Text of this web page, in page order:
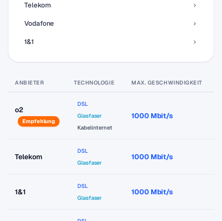
Telekom
Vodafone
1&1
ANBIETER TECHNOLOGIE MAX. GESCHWINDIGKEIT
o2
Empfehlung
DSL
Glasfaser
Kabelinternet
1000 Mbit/s
Telekom
DSL
Glasfaser
1000 Mbit/s
1&1
DSL
Glasfaser
1000 Mbit/s